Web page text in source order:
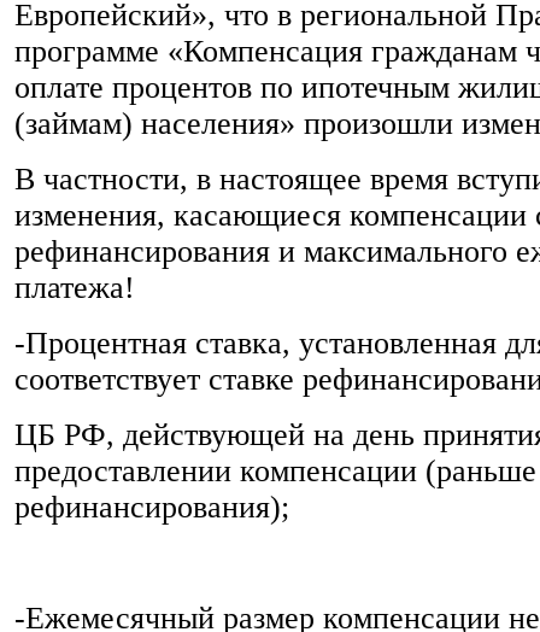
Европейский», что в региональной
программе «Компенсация гражданам
оплате процентов по ипотечным
(займам) населения» произошли
В частности, в настоящее время
изменения, касающиеся компенсации
рефинансирования и максимального
платежа!
-Процентная ставка, установленная
соответствует ставке
ЦБ РФ, действующей на день
предоставлении компенсации
рефинансирования);
-Ежемесячный размер компенсации